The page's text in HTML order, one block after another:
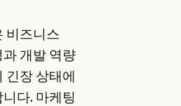
비즈니스
과 개발 역량
긴장 상태에
다. 마케팅